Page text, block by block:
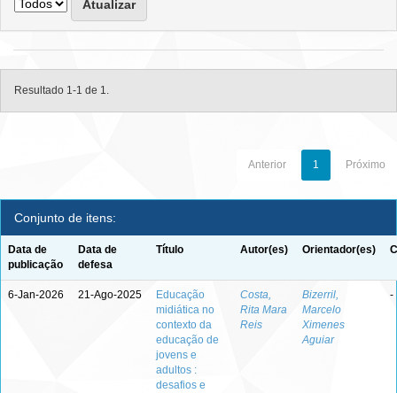
Resultado 1-1 de 1.
Anterior 1 Próximo
Conjunto de itens:
Data de
publicação
Data de
defesa
Título Autor(es) Orientador(es)
6-Jan-2026 21-Ago-2025
Educação
midiática no
contexto da
educação de
jovens e
adultos :
desafios e
Costa,
Rita Mara
Reis
Bizerril,
Marcelo
Ximenes
Aguiar
-